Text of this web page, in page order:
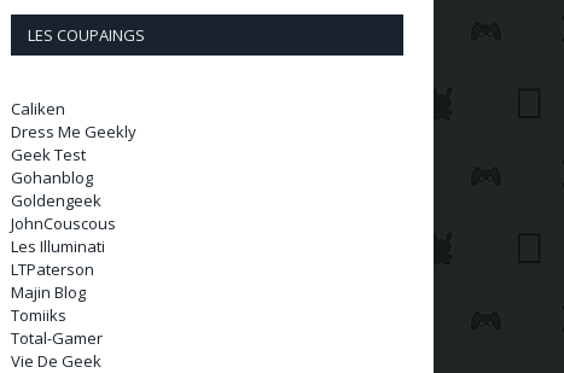
LES COUPAINGS
Caliken
Dress Me Geekly
Geek Test
Gohanblog
Goldengeek
JohnCouscous
Les Illuminati
LTPaterson
Majin Blog
Tomiiks
Total-Gamer
Vie De Geek